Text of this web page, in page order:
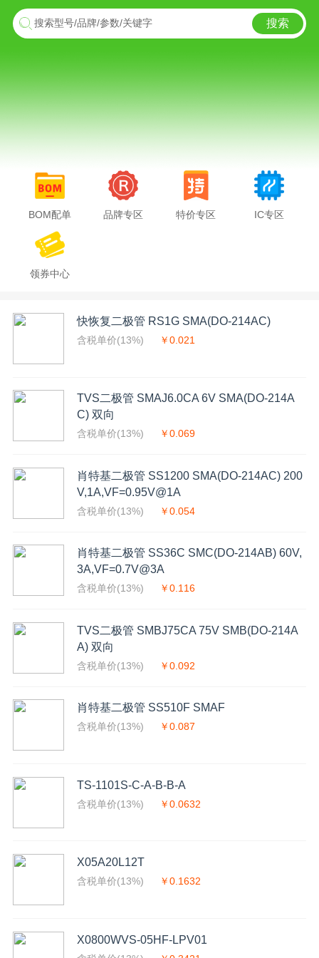
搜索型号/品牌/参数/关键字 搜索
BOM配单 品牌专区 特价专区 IC专区
领券中心
快恢复二极管 RS1G SMA(DO-214AC)
含税单价(13%) ￥0.021
TVS二极管 SMAJ6.0CA 6V SMA(DO-214A
C) 双向
含税单价(13%) ￥0.069
肖特基二极管 SS1200 SMA(DO-214AC) 200
V,1A,VF=0.95V@1A
含税单价(13%) ￥0.054
肖特基二极管 SS36C SMC(DO-214AB) 60V,
3A,VF=0.7V@3A
含税单价(13%) ￥0.116
TVS二极管 SMBJ75CA 75V SMB(DO-214A
A) 双向
含税单价(13%) ￥0.092
肖特基二极管 SS510F SMAF
含税单价(13%) ￥0.087
TS-1101S-C-A-B-B-A
含税单价(13%) ￥0.0632
X05A20L12T
含税单价(13%) ￥0.1632
X0800WVS-05HF-LPV01